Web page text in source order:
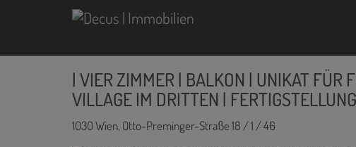
| VIER ZIMMER | BALKON | UNIKAT FÜR
VILLAGE IM DRITTEN |
1030 Wien, Otto-Preminger-Straße 18 / 1 / 46